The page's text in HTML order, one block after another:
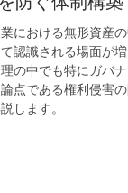
における無形資産の
認識される場面が増
の中でも特にガバ
点である権利侵害
します。